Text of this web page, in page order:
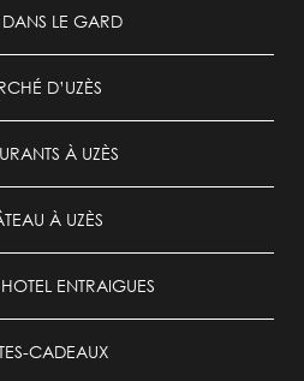
DANS LE GARD
D’UZÈS
À UZÈS
À UZÈS
ENTRAIGUES
CADEAUX